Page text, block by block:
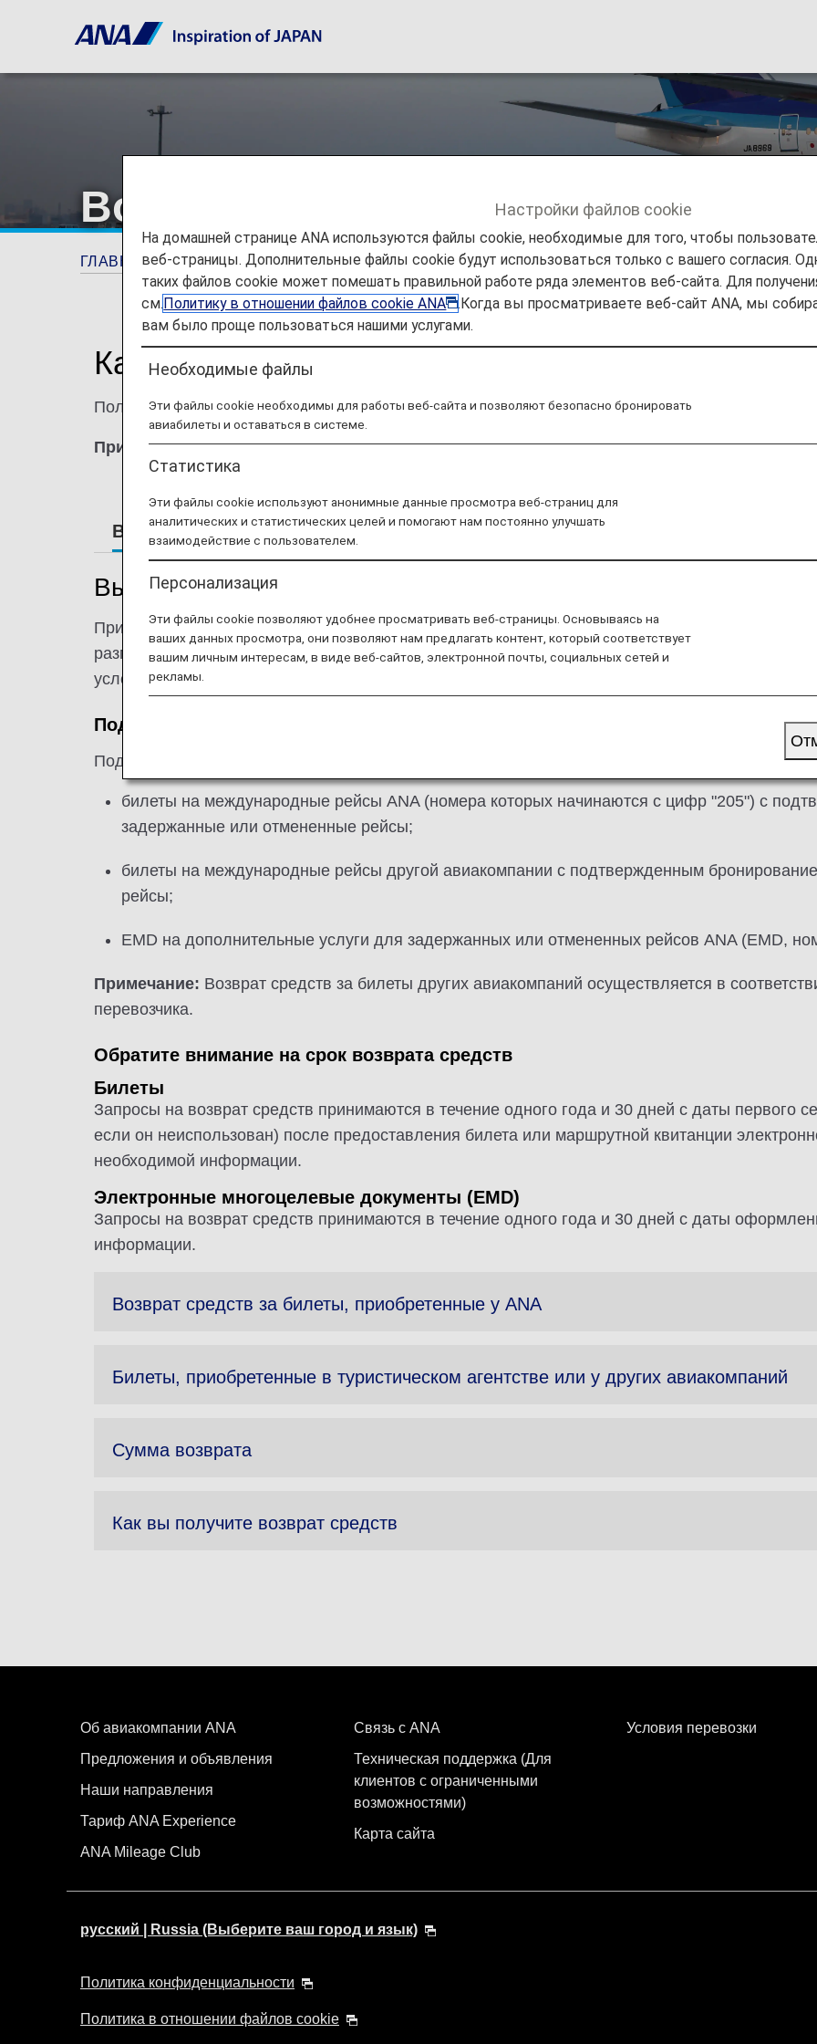
Возврат средств и
ГЛАВНАЯ СТРАНИЦА Планируйте и бронируйте Поддержка Возврат и повторное
Как ANA обрабатывает возврат средств и
Получите информацию о политиках ANA в отношении возврата средств и перебронирования
Примечание:Как правило, ANA возмещает средства только лицу, указанному в билете.
Возврат средств по независящим причинам По вине ANA
Вынужденный возврат средств по причинам, не зависящим
При отмене рейса в связи с погодными условиями мы пытаемся перенести бронирования
размещении. Однако в некоторых случаях необходимо оформить возврат средств. Если
условиями и вы хотите подать заявку на возврат средств, выполните следующие действия.
Подтвердите действительность билета
Подходящие билеты и электронные многоцелевые документы (EMD) включают:
билеты на международные рейсы ANA (номера которых начинаются с цифр "205") с
задержанные или отмененные рейсы;
билеты на международные рейсы другой авиакомпании с подтвержденным
рейсы;
EMD на дополнительные услуги для задержанных или отмененных рейсов ANA (EMD,
Примечание: Возврат средств за билеты других авиакомпаний осуществляется в
перевозчика.
Обратите внимание на срок возврата средств
Билеты
Запросы на возврат средств принимаются в течение одного года и 30 дней с даты первого
если он неиспользован) после предоставления билета или маршрутной квитанции
необходимой информации.
Электронные многоцелевые документы (EMD)
Запросы на возврат средств принимаются в течение одного года и 30 дней с даты
информации.
Возврат средств за билеты, приобретенные у ANA
Билеты, приобретенные в туристическом агентстве или у других авиакомпаний
Сумма возврата
Как вы получите возврат средств
Об авиакомпании ANA
Предложения и объявления
Наши направления
Тариф ANA Experience
ANA Mileage Club
Связь с ANA
Техническая поддержка (Для
клиентов с ограниченными
возможностями)
Карта сайта
Условия перевозки
русский | Russia (Выберите ваш город и язык)
Политика конфиденциальности
Политика в отношении файлов cookie
Настройки файлов cookie
На домашней странице ANA используются файлы cookie, необходимые для того, чтобы
веб-страницы. Дополнительные файлы cookie будут использоваться только с вашего согласия.
таких файлов cookie может помешать правильной работе ряда элементов веб-сайта. Для
см.Политику в отношении файлов cookie ANA
.Когда вы просматриваете веб-сайт ANA, мы
вам было проще пользоваться нашими услугами.
Необходимые файлы
Эти файлы cookie необходимы для работы веб-сайта и позволяют безопасно бронировать
авиабилеты и оставаться в системе.
Статистика
Эти файлы cookie используют анонимные данные просмотра веб-страниц для
аналитических и статистических целей и помогают нам постоянно улучшать
взаимодействие с пользователем.
Персонализация
Эти файлы cookie позволяют удобнее просматривать веб-страницы. Основываясь на
ваших данных просмотра, они позволяют нам предлагать контент, который соответствует
вашим личным интересам, в виде веб-сайтов, электронной почты, социальных сетей и
рекламы.